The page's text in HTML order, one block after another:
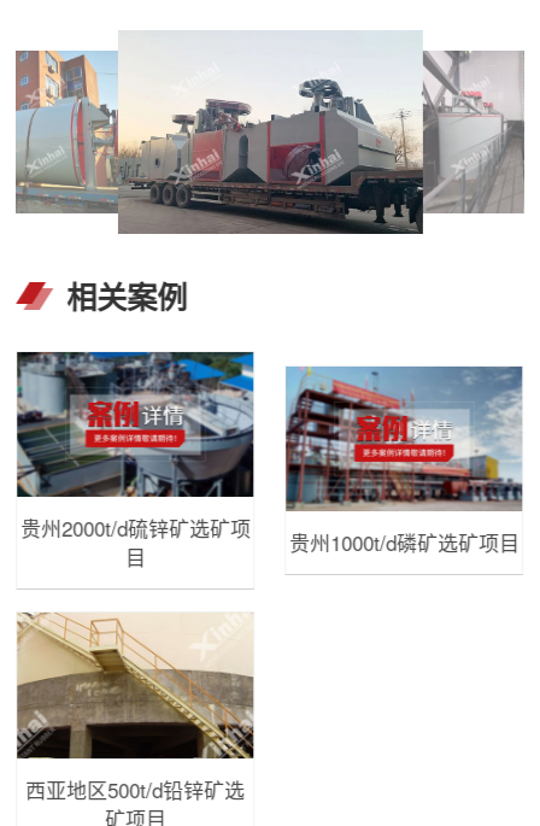
相关案例
贵州2000t/d硫锌矿选矿项
目
贵州1000t/d磷矿选矿项目
西亚地区500t/d铅锌矿选
矿项目